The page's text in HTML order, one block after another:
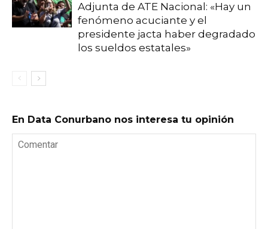
Adjunta de ATE Nacional: «Hay un
fenómeno acuciante y el
presidente jacta haber degradado
los sueldos estatales»
En Data Conurbano nos interesa tu opinión